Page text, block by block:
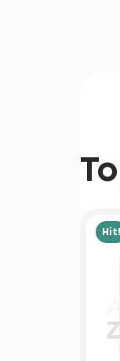
Hit!